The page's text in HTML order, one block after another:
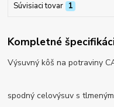
Súvisiaci tovar 1
Kompletné
Výsuvný kôš na potraviny
spodný celovýsuv s